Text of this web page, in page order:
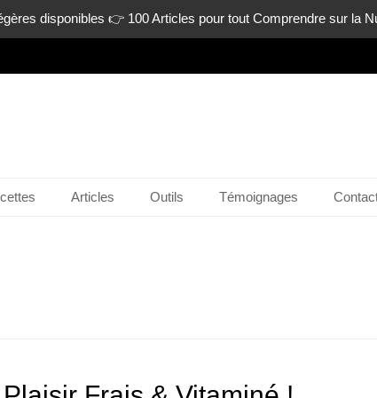
disponibles 👉 100 Articles pour tout Comprendre sur la
Articles Outils Témoignages